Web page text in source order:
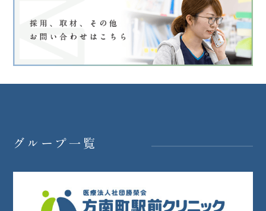
グループ一覧